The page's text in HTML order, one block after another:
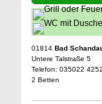
01814 Bad
Untere Talstraße 5
Telefon: 035022
2 Betten